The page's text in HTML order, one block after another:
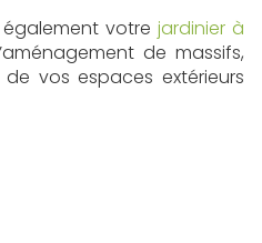
votre jardinier à
de massifs,
vos espaces extérieurs